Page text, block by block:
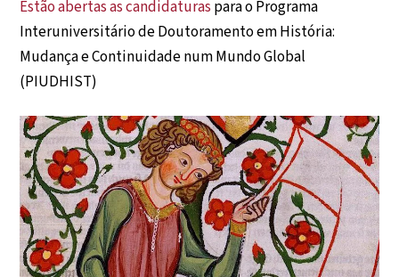
Estão abertas as candidaturas para o Programa
Interuniversitário de Doutoramento em História:
Mudança e Continuidade num Mundo Global
(PIUDHIST)